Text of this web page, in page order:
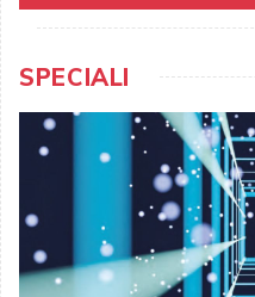
SPECIALI